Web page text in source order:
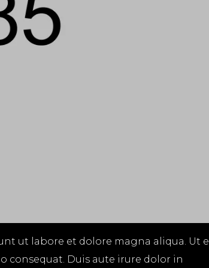
ut labore et dolore magna aliqua. Ut
consequat. Duis aute irure dolor in